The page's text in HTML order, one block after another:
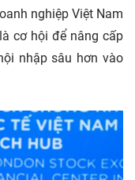
nghiệp Việt Nam
cơ hội để nâng cấp
nhập sâu hơn vào